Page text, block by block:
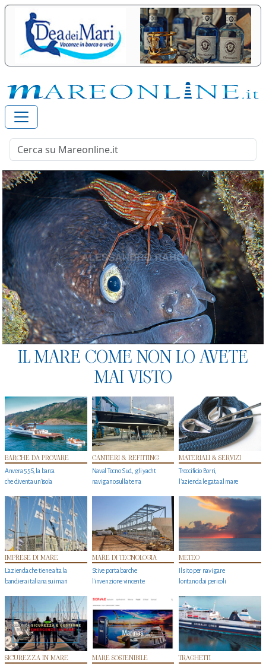
IL MARE COME NON LO AVETE
MAI VISTO
BARCHE DA PROVARE
Anvera 55S, la barca
che diventa un'isola
CANTIERI & REFITTING
Naval Tecno Sud, gli yacht
navigano sulla terra
MATERIALI & SERVIZI
Treccificio Borri,
l'azienda legata al mare
IMPRESE DI MARE
L'azienda che tiene alta la
bandiera italiana sui mari
MARE DI TECNOLOGIA
Stive porta barche
l'invenzione vincente
METEO
Il sito per navigare
lontano dai pericoli
SICUREZZA IN MARE MARE SOSTENIBILE TRAGHETTI